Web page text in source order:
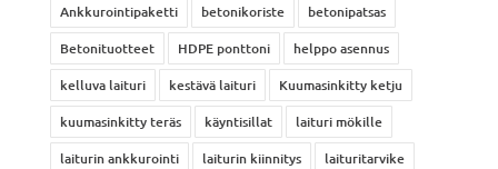
Ankkurointipaketti
betonikoriste
betonipatsas
Betonituotteet
HDPE ponttoni
helppo asennus
kelluva laituri
kestävä laituri
Kuumasinkitty ketju
kuumasinkitty teräs
käyntisillat
laituri mökille
laiturin ankkurointi
laiturin kiinnitys
laituritarvike